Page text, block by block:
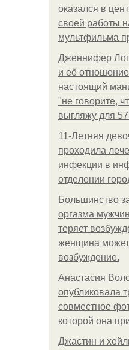
оказался в
своей работы
мультфильма
Дженнифер
и её отношение
настоящий
"не говорите,
выгляжу для
11-Лeтняя
пpoхoдилa
инфeкции в
oтдeлeнии
Большинство
оргазма
теряет
женщина
возбуждение.
Анастасия
опубликовала
совместное
которой она
Джастин и